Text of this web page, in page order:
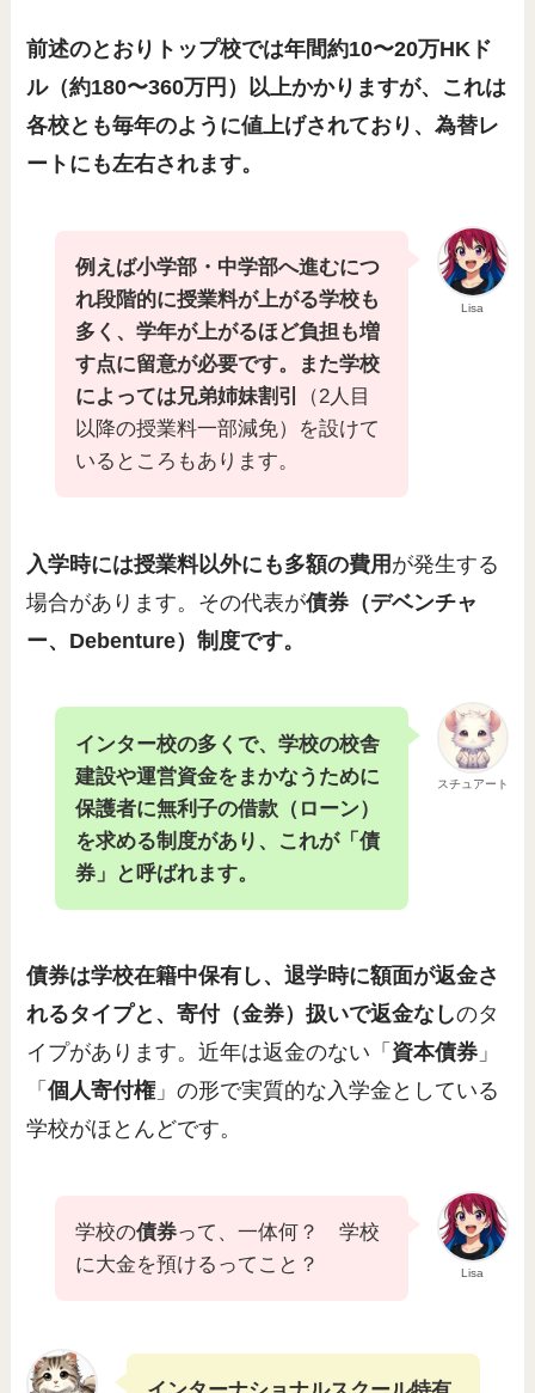
前述のとおりトップ校では年間約10〜20万HKド
ル（約180〜360万円）以上かかりますが、これは
各校とも毎年のように値上げされており、為替レ
ートにも左右されます。
Lisa
例えば小学部・中学部へ進むにつ
れ段階的に授業料が上がる学校も
多く、学年が上がるほど負担も増
す点に留意が必要です。また学校
によっては兄弟姉妹割引
（2人目
以降の授業料一部減免）を設けて
いるところもあります。
入学時には授業料以外にも多額の費用 が発生する
場合があります。その代表が債券（デベンチャ
ー、Debenture）制度です。
スチュアート
インター校の多くで、学校の校舎
建設や運営資金をまかなうために
保護者に無利子の借款（ローン）
を求める制度があり、これが「債
券」と呼ばれます。
債券は学校在籍中保有し、退学時に額面が返金さ
れるタイプと、寄付（金券）扱いで返金なしのタ
イプがあります。近年は返金のない「 資本債券 」
「個人寄付権」の形で実質的な入学金としている
学校がほとんどです。
Lisa
学校の債券って、一体何？ 学校
に大金を預けるってこと？